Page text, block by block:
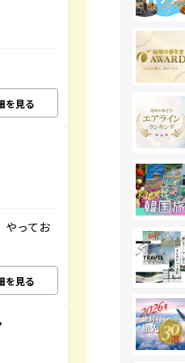
を見る
やってお
を見る